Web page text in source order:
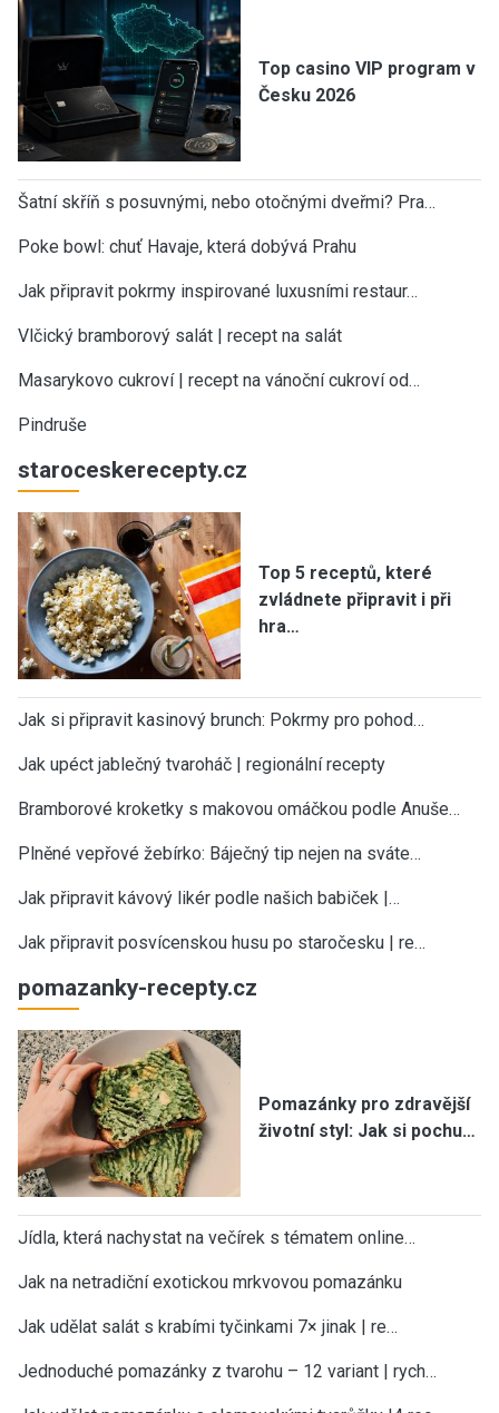
Top casino VIP program v
Česku 2026
Šatní skříň s posuvnými, nebo otočnými dveřmi? Pra…
Poke bowl: chuť Havaje, která dobývá Prahu
Jak připravit pokrmy inspirované luxusními restaur…
Vlčický bramborový salát | recept na salát
Masarykovo cukroví | recept na vánoční cukroví od…
Pindruše
staroceskerecepty.cz
Top 5 receptů, které
zvládnete připravit i při
hra…
Jak si připravit kasinový brunch: Pokrmy pro pohod…
Jak upéct jablečný tvaroháč | regionální recepty
Bramborové kroketky s makovou omáčkou podle Anuše…
Plněné vepřové žebírko: Báječný tip nejen na sváte…
Jak připravit kávový likér podle našich babiček |…
Jak připravit posvícenskou husu po staročesku | re…
pomazanky-recepty.cz
Pomazánky pro zdravější
životní styl: Jak si pochu…
Jídla, která nachystat na večírek s tématem online…
Jak na netradiční exotickou mrkvovou pomazánku
Jak udělat salát s krabími tyčinkami 7× jinak | re…
Jednoduché pomazánky z tvarohu – 12 variant | rych…